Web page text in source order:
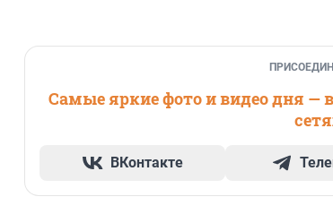
Самые яркие фото и видео дня —
ВКонтакте